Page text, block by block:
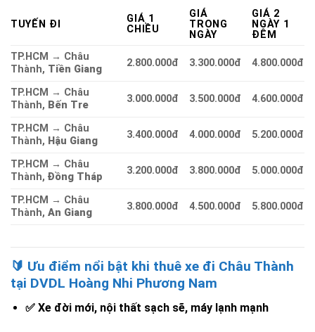
TUYẾN ĐI
GIÁ 1
CHIỀU
GIÁ
TRONG
NGÀY
GIÁ 2
NGÀY 1
ĐÊM
TP.HCM → Châu
Thành, Tiền Giang
2.800.000đ 3.300.000đ 4.800.000đ
TP.HCM → Châu
Thành, Bến Tre
3.000.000đ 3.500.000đ 4.600.000đ
TP.HCM → Châu
Thành, Hậu Giang
3.400.000đ 4.000.000đ 5.200.000đ
TP.HCM → Châu
Thành, Đồng Tháp
3.200.000đ 3.800.000đ 5.000.000đ
TP.HCM → Châu
Thành, An Giang
3.800.000đ 4.500.000đ 5.800.000đ
🔰 Ưu điểm nổi bật khi thuê xe đi Châu Thành
tại DVDL Hoàng Nhi Phương Nam
✅ Xe đời mới, nội thất sạch sẽ, máy lạnh mạnh